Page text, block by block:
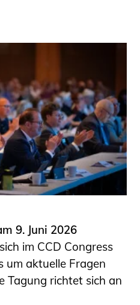
9. Juni 2026
im CCD Congress
um aktuelle Fragen
Tagung richtet sich an